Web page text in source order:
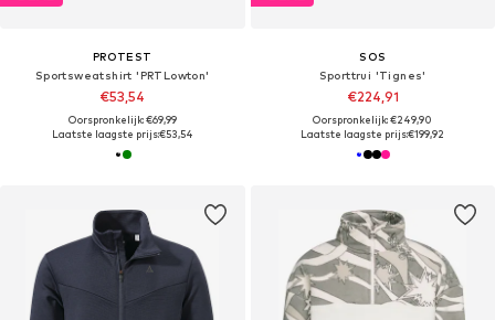
PROTEST
Sportsweatshirt 'PRTLowton'
€53,54
Oorspronkelijk: €69,99
Laatste laagste prijs:€53,54
SOS
Sporttrui 'Tignes'
€224,91
Oorspronkelijk: €249,90
Laatste laagste prijs:€199,92